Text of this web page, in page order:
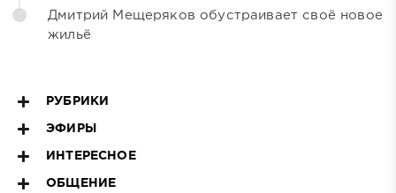
Дмитрий Мещеряков обустраивает своё новое
жильё
РУБРИКИ
ЭФИРЫ
ИНТЕРЕСНОЕ
ОБЩЕНИЕ